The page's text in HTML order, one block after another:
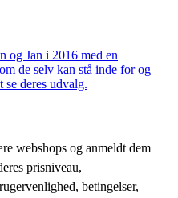
og Jan i 2016 med en
de selv kan stå inde for og
deres udvalg.
webshops og anmeldt dem
prisniveau,
betingelser,